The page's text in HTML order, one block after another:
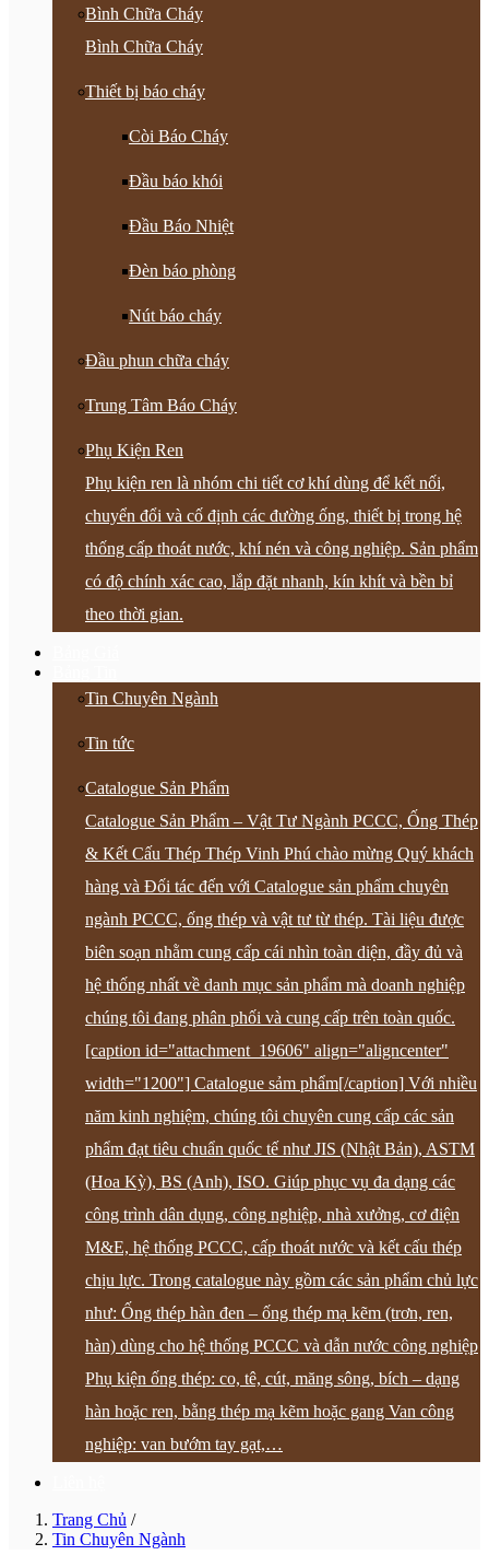
Bình Chữa Cháy
Bình Chữa Cháy
Thiết bị báo cháy
Còi Báo Cháy
Đầu báo khói
Đầu Báo Nhiệt
Đèn báo phòng
Nút báo cháy
Đầu phun chữa cháy
Trung Tâm Báo Cháy
Phụ Kiện Ren
Phụ kiện ren là nhóm chi tiết cơ khí dùng để kết nối,
chuyển đổi và cố định các đường ống, thiết bị trong hệ
thống cấp thoát nước, khí nén và công nghiệp. Sản phẩm
có độ chính xác cao, lắp đặt nhanh, kín khít và bền bỉ
theo thời gian.
Tin Chuyên Ngành
Tin tức
Catalogue Sản Phẩm
Catalogue Sản Phẩm – Vật Tư Ngành PCCC, Ống Thép
& Kết Cấu Thép Thép Vinh Phú chào mừng Quý khách
hàng và Đối tác đến với Catalogue sản phẩm chuyên
ngành PCCC, ống thép và vật tư từ thép. Tài liệu được
biên soạn nhằm cung cấp cái nhìn toàn diện, đầy đủ và
hệ thống nhất về danh mục sản phẩm mà doanh nghiệp
chúng tôi đang phân phối và cung cấp trên toàn quốc.
[caption id="attachment_19606" align="aligncenter"
width="1200"] Catalogue sảm phẩm[/caption] Với nhiều
năm kinh nghiệm, chúng tôi chuyên cung cấp các sản
phẩm đạt tiêu chuẩn quốc tế như JIS (Nhật Bản), ASTM
(Hoa Kỳ), BS (Anh), ISO. Giúp phục vụ đa dạng các
công trình dân dụng, công nghiệp, nhà xưởng, cơ điện
M&E, hệ thống PCCC, cấp thoát nước và kết cấu thép
chịu lực. Trong catalogue này gồm các sản phẩm chủ lực
như: Ống thép hàn đen – ống thép mạ kẽm (trơn, ren,
hàn) dùng cho hệ thống PCCC và dẫn nước công nghiệp
Phụ kiện ống thép: co, tê, cút, măng sông, bích – dạng
hàn hoặc ren, bằng thép mạ kẽm hoặc gang Van công
nghiệp: van bướm tay gạt,…
Trang Chủ /
Tin Chuyên Ngành